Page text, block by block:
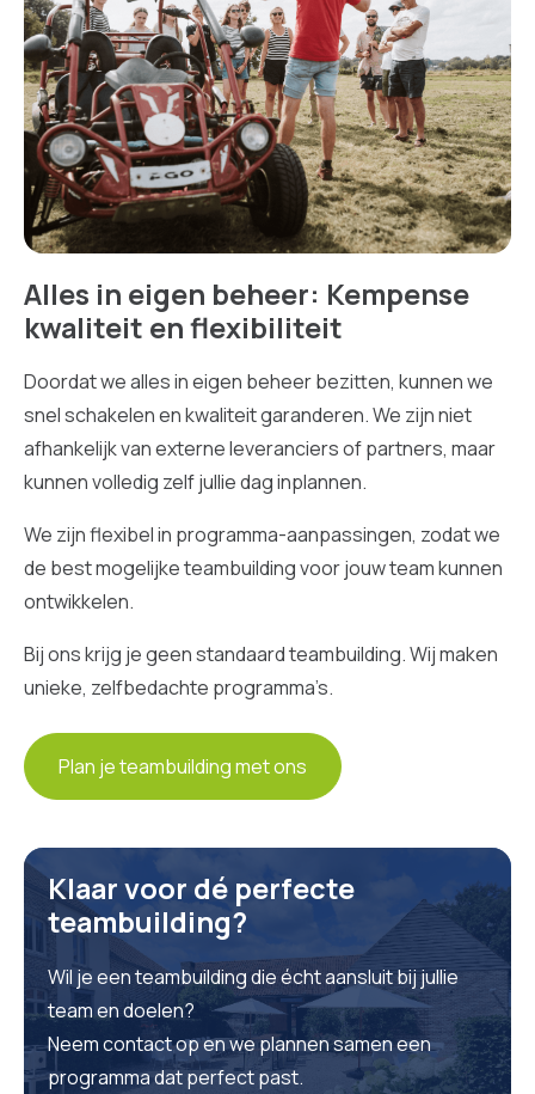
Alles in eigen beheer: Kempense
kwaliteit en flexibiliteit
Doordat we alles in eigen beheer bezitten, kunnen we
snel schakelen en kwaliteit garanderen. We zijn niet
afhankelijk van externe leveranciers of partners, maar
kunnen volledig zelf jullie dag inplannen.
We zijn flexibel in programma-aanpassingen, zodat we
de best mogelijke teambuilding voor jouw team kunnen
ontwikkelen.
Bij ons krijg je geen standaard teambuilding. Wij maken
unieke, zelfbedachte programma’s.
Plan je teambuilding met ons
Klaar voor dé perfecte
teambuilding?
Wil je een teambuilding die écht aansluit bij jullie
team en doelen?
Neem contact op en we plannen samen een
programma dat perfect past.